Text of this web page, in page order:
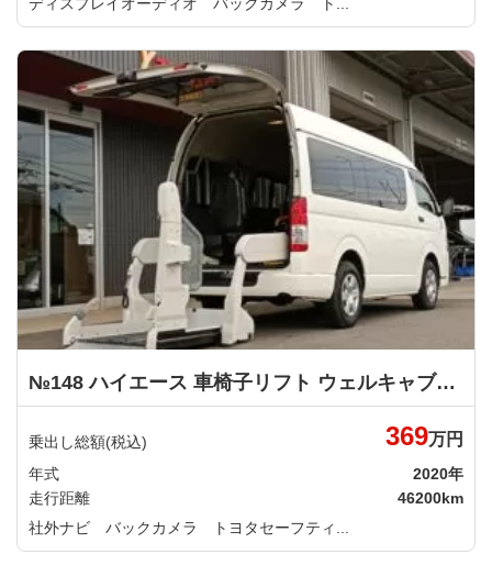
№148 ハイエース 車椅子リフト ウェルキャブ 車いす仕様車 Ｂタイプ トヨタ
乗出し総額(税込) 369万円
年式
2020年
走行距離
46200km
社外ナビ バックカメラ トヨタセーフティ...